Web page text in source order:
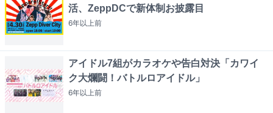
活、ZeppDCで新体制お披露目
6年以上前
アイドル7組がカラオケや告白対決「カワイ
ク大爛闘！バトルロアイドル」
6年以上前